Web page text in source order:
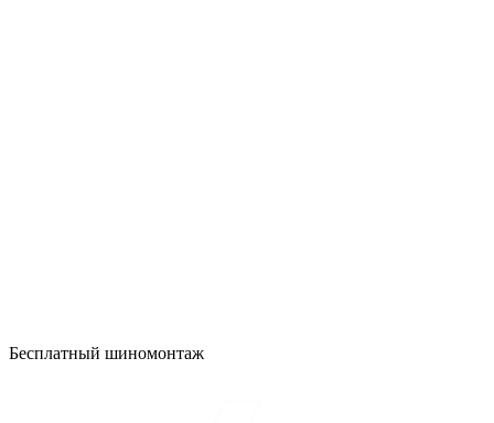
Бесплатный шиномонтаж